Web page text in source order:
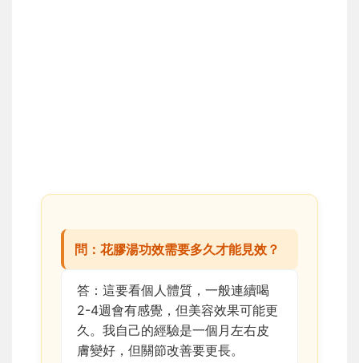
問：花膠湯功效需要多久才能見效？
答：這要看個人體質，一般連續喝
2-4週會有感覺，但美容效果可能更
久。我自己的經驗是一個月左右皮
膚變好，但關節改善要更長。